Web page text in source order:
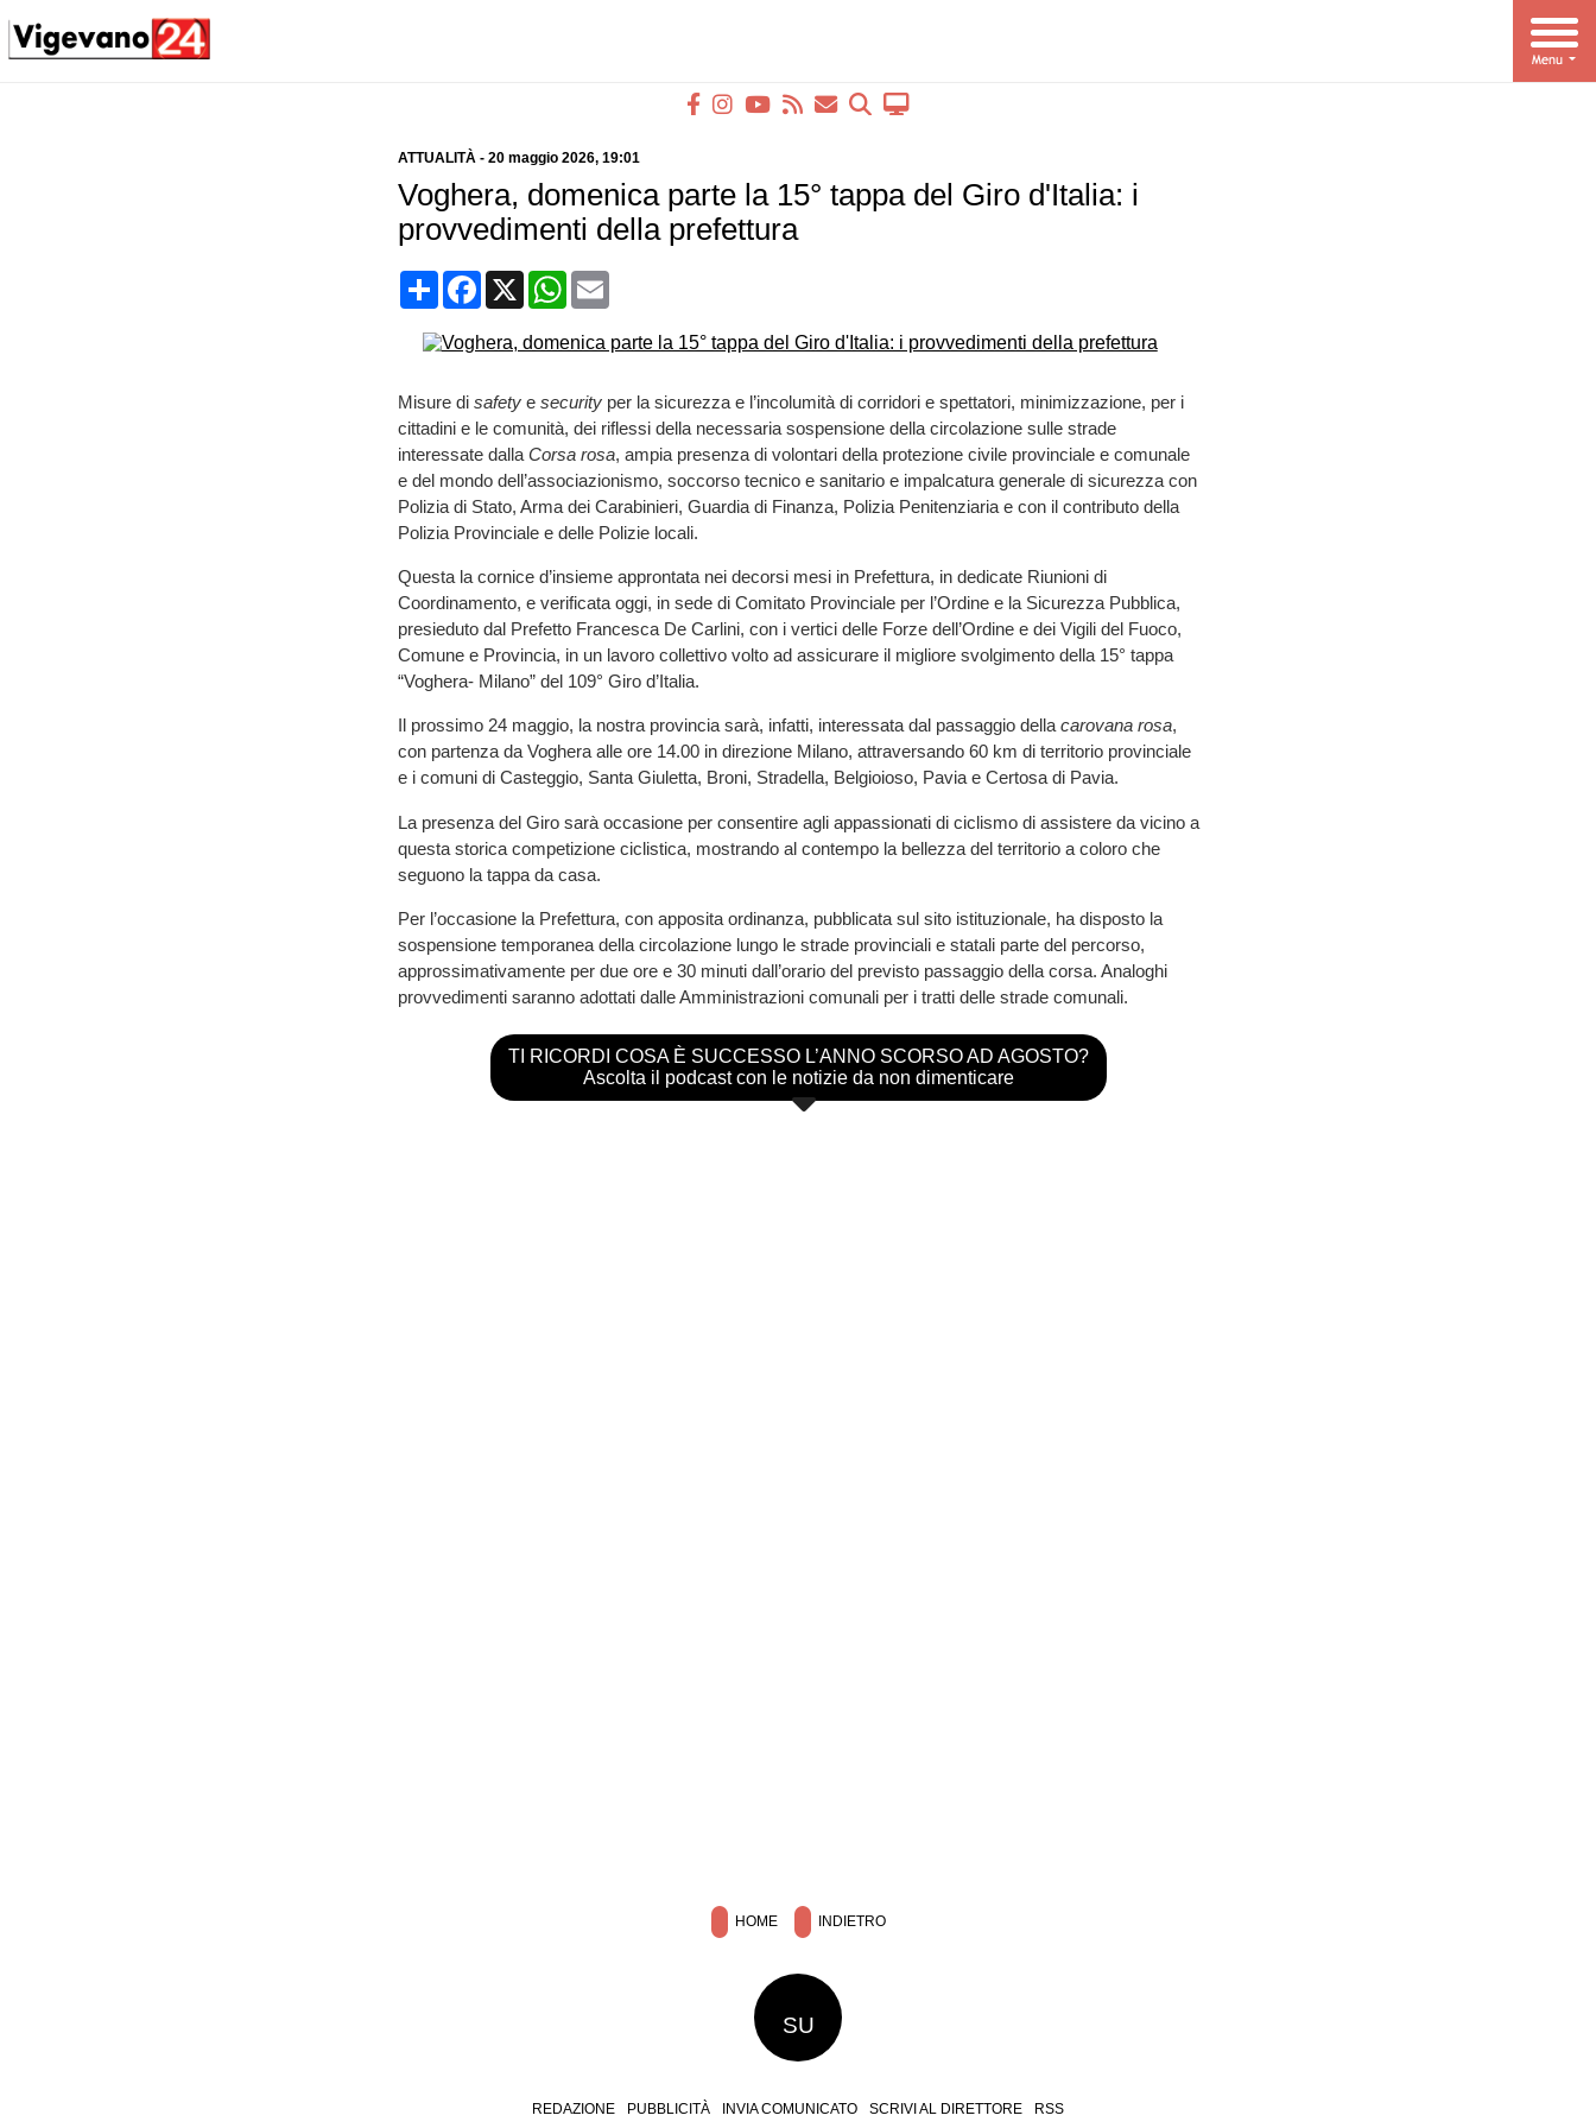
ATTUALITÀ- 20 maggio 2026, 19:01
Voghera, domenica parte la 15° tappa del Giro d'Italia: i
provvedimenti della prefettura
CondividiFacebook
X WhatsApp
Email
Misure di safety e security per la sicurezza e l’incolumità di corridori e spettatori, minimizzazione, per i
cittadini e le comunità, dei riflessi della necessaria sospensione della circolazione sulle strade
interessate dalla Corsa rosa, ampia presenza di volontari della protezione civile provinciale e comunale
e del mondo dell’associazionismo, soccorso tecnico e sanitario e impalcatura generale di sicurezza con
Polizia di Stato, Arma dei Carabinieri, Guardia di Finanza, Polizia Penitenziaria e con il contributo della
Polizia Provinciale e delle Polizie locali.
Questa la cornice d’insieme approntata nei decorsi mesi in Prefettura, in dedicate Riunioni di
Coordinamento, e verificata oggi, in sede di Comitato Provinciale per l’Ordine e la Sicurezza Pubblica,
presieduto dal Prefetto Francesca De Carlini, con i vertici delle Forze dell’Ordine e dei Vigili del Fuoco,
Comune e Provincia, in un lavoro collettivo volto ad assicurare il migliore svolgimento della 15° tappa
“Voghera- Milano” del 109° Giro d’Italia.
Il prossimo 24 maggio, la nostra provincia sarà, infatti, interessata dal passaggio della carovana rosa,
con partenza da Voghera alle ore 14.00 in direzione Milano, attraversando 60 km di territorio provinciale
e i comuni di Casteggio, Santa Giuletta, Broni, Stradella, Belgioioso, Pavia e Certosa di Pavia.
La presenza del Giro sarà occasione per consentire agli appassionati di ciclismo di assistere da vicino a
questa storica competizione ciclistica, mostrando al contempo la bellezza del territorio a coloro che
seguono la tappa da casa.
Per l’occasione la Prefettura, con apposita ordinanza, pubblicata sul sito istituzionale, ha disposto la
sospensione temporanea della circolazione lungo le strade provinciali e statali parte del percorso,
approssimativamente per due ore e 30 minuti dall’orario del previsto passaggio della corsa. Analoghi
provvedimenti saranno adottati dalle Amministrazioni comunali per i tratti delle strade comunali.
TI RICORDI COSA È SUCCESSO L’ANNO SCORSO AD AGOSTO?
Ascolta il podcast con le notizie da non dimenticare
HOME INDIETRO
SU
REDAZIONE PUBBLICITÀ INVIA COMUNICATO SCRIVI AL DIRETTORE RSS